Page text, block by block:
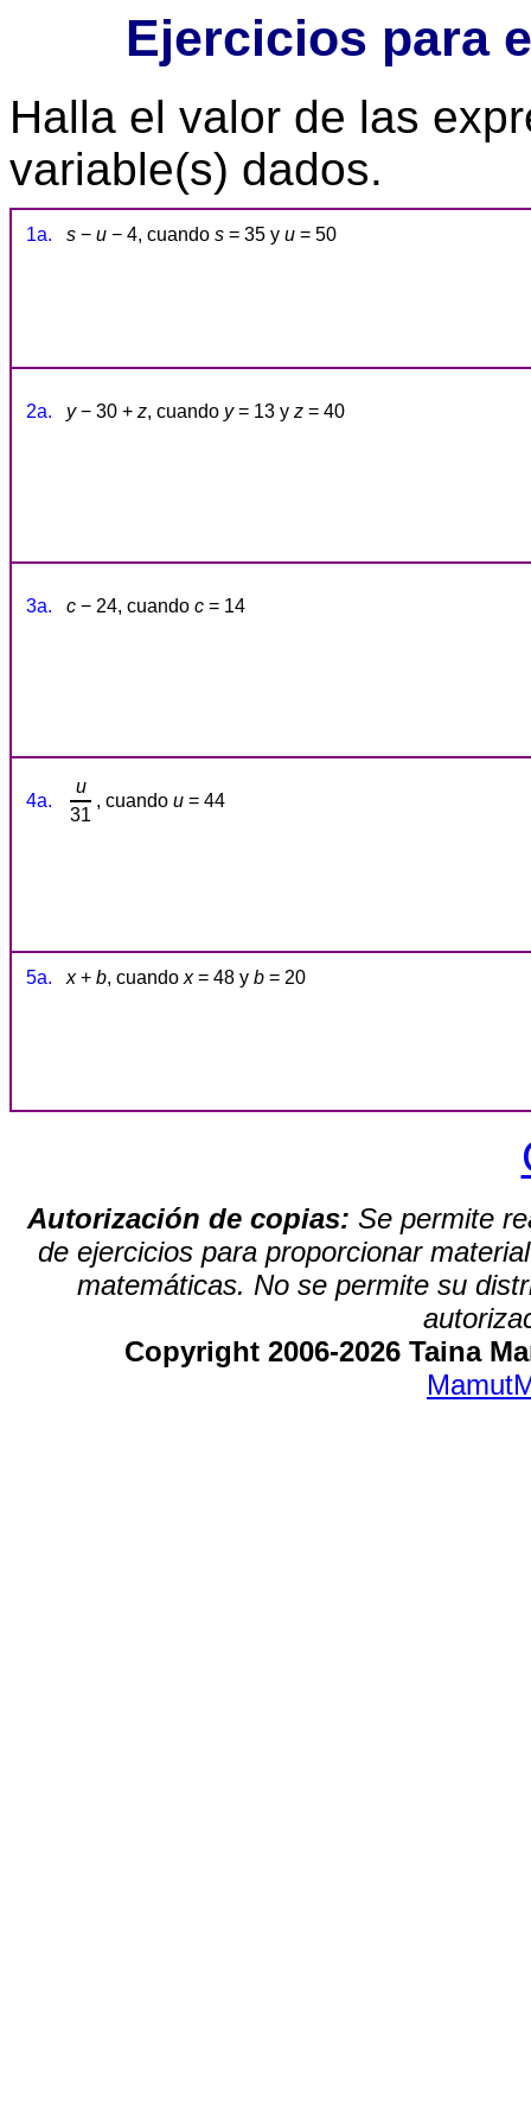
Ejercicios para
Halla el valor de las
variable(s) dados.
1a. s − u − 4, cuando s = 35 y u = 50
2a. y− 30 + z, cuando y= 13 y z = 40
3a. c − 24, cuando c = 14
4a.
u
31
, cuando u = 44
5a. x+ b, cuando x= 48 y b = 20
Autorización de copias: Se permite
de ejercicios para proporcionar
matemáticas. No se permite su
Copyright 2006-2026 Taina